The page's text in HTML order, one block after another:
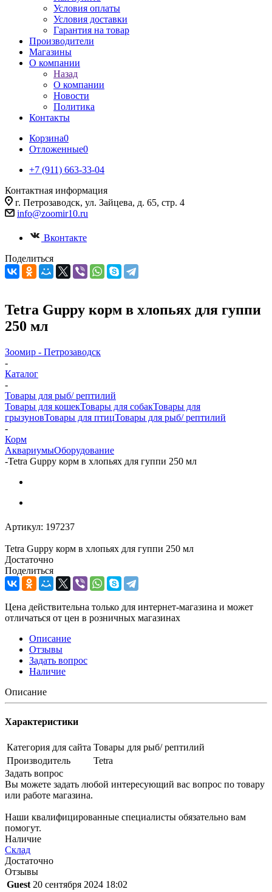
Условия оплаты
Условия доставки
Гарантия на товар
Производители
Магазины
О компании
Назад
О компании
Новости
Политика
Контакты
Корзина0
Отложенные0
+7 (911) 663-33-04
Контактная информация
г. Петрозаводск, ул. Зайцева, д. 65, стр. 4
info@zoomir10.ru
Вконтакте
Поделиться
Tetra Guppy корм в хлопьях для гуппи
250 мл
Зоомир - Петрозаводск
-
Каталог
-
Товары для рыб/ рептилий
Товары для кошекТовары для собакТовары для
грызуновТовары для птицТовары для рыб/ рептилий
-
Корм
АквариумыОборудование
-Tetra Guppy корм в хлопьях для гуппи 250 мл
Артикул: 197237
Tetra Guppy корм в хлопьях для гуппи 250 мл
Достаточно
Поделиться
Цена действительна только для интернет-магазина и может
отличаться от цен в розничных магазинах
Описание
Отзывы
Задать вопрос
Наличие
Описание
Характеристики
Категория для сайта Товары для рыб/ рептилий
Производитель
Tetra
Задать вопрос
Вы можете задать любой интересующий вас вопрос по товару
или работе магазина.
Наши квалифицированные специалисты обязательно вам
помогут.
Наличие
Склад
Достаточно
Отзывы
Guest 20 сентября 2024 18:02